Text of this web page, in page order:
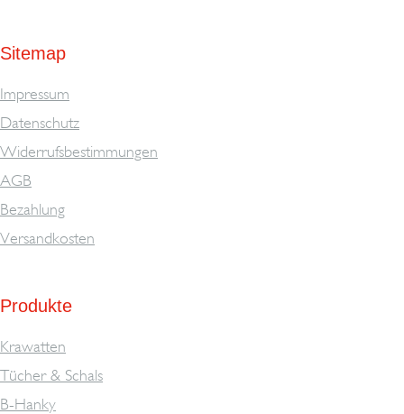
Sitemap
Impressum
Datenschutz
Widerrufsbestimmungen
AGB
Bezahlung
Versandkosten
Produkte
Krawatten
Tücher & Schals
B-Hanky